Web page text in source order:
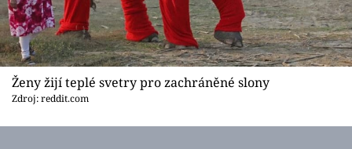
Ženy žijí teplé svetry pro zachráněné slony
Zdroj: reddit.com